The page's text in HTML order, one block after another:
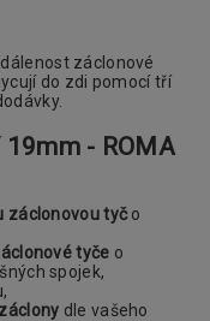
záclonové
do zdi pomocí tří
- ROMA
záclonovou tyčo
tyče o
spojek,
dle vašeho